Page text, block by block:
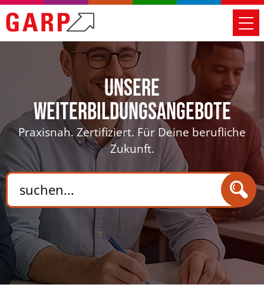
Unsere
Weiterbildungsangebote
Praxisnah. Zertifiziert. Für Deine berufliche
Zukunft.